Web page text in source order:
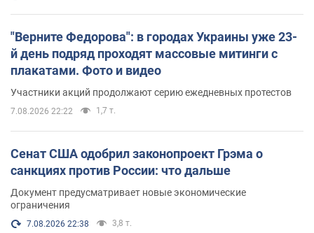
"Верните Федорова": в городах Украины уже 23-
й день подряд проходят массовые митинги с
плакатами. Фото и видео
Участники акций продолжают серию ежедневных протестов
7.08.2026 22:22 1,7 т.
Сенат США одобрил законопроект Грэма о
санкциях против России: что дальше
Документ предусматривает новые экономические
ограничения
7.08.2026 22:38 3,8 т.